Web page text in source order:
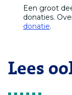
Een groot
donaties.
donatie.
Lees